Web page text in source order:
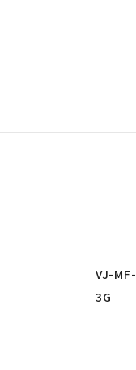
VJ-MF-
3G